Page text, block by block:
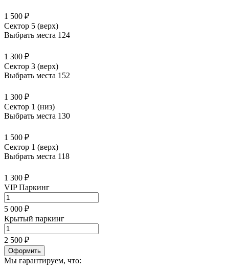
1 500 ₽
Сектор 5 (верх)
Выбрать места 124
1 300 ₽
Сектор 3 (верх)
Выбрать места 152
1 300 ₽
Сектор 1 (низ)
Выбрать места 130
1 500 ₽
Сектор 1 (верх)
Выбрать места 118
1 300 ₽
VIP Паркинг
5 000 ₽
Крытый паркинг
2 500 ₽
Оформить
Мы гарантируем, что: